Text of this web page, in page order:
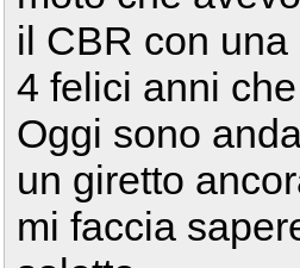
il CBR con
4 felici anni
Oggi sono
un giretto
mi faccia